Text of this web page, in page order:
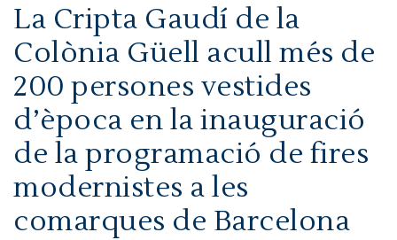
La Cripta Gaudí de la
Colònia Güell acull més de
200 persones vestides
d’època en la inauguració
de la programació de fires
modernistes a les
comarques de Barcelona